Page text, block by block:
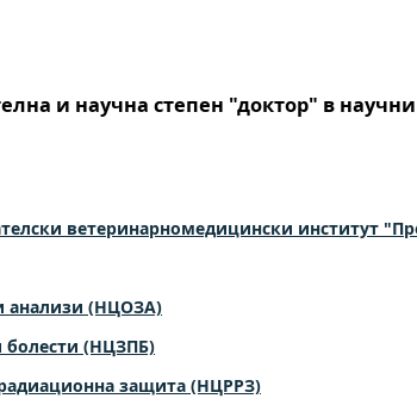
и научна степен "доктор" в
ветеринарномедицински институт
анализи (НЦОЗА)
болести (НЦЗПБ)
защита (НЦРРЗ)